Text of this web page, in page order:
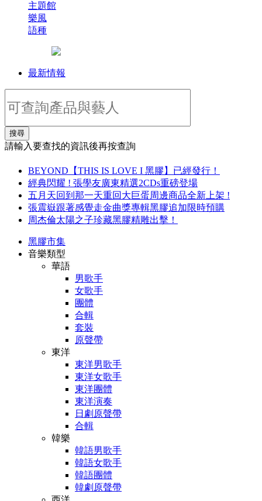
主題館
樂風
語種
最新情報
搜尋
請輸入要查找的資訊後再按查詢
BEYOND【THIS IS LOVE I 黑膠】已經發行！
經典閃耀 ! 張學友廣東精選2CDs重磅登場
五月天回到那一天重回大巨蛋周邊商品全新上架 !
張震嶽跟著感覺走金曲獎專輯黑膠追加限時預購
周杰倫太陽之子珍藏黑膠精雕出擊！
黑膠市集
音樂類型
華語
男歌手
女歌手
團體
合輯
套裝
原聲帶
東洋
東洋男歌手
東洋女歌手
東洋團體
東洋演奏
日劇原聲帶
合輯
韓樂
韓語男歌手
韓語女歌手
韓語團體
韓劇原聲帶